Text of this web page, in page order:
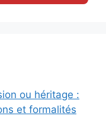
ou héritage :
et formalités